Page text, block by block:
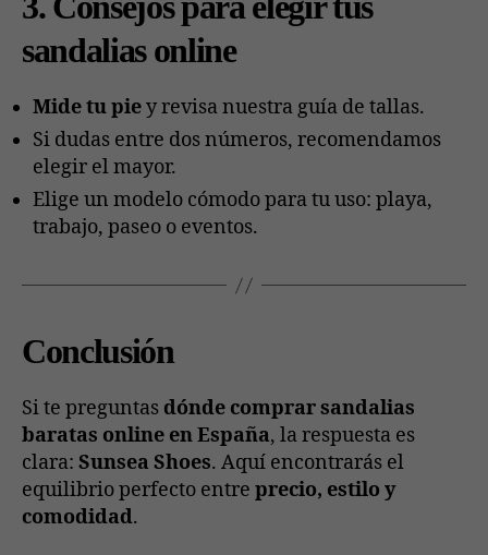
sandalias online
Mide tu piey revisa nuestra guía de tallas.
Si dudas entre dos números, recomendamos
elegir el mayor.
Elige un modelo cómodo para tu uso: playa,
trabajo, paseo o eventos.
Conclusión
Si te preguntas dónde comprar sandalias
baratas online en España, la respuesta es
clara: Sunsea Shoes. Aquí encontrarás el
equilibrio perfecto entre precio, estilo y
comodidad.